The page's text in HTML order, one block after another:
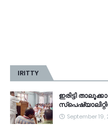
IRITTY
ഇരിട്ടി
September 19,